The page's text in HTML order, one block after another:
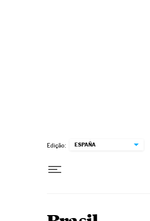
Edição: ESPAÑA